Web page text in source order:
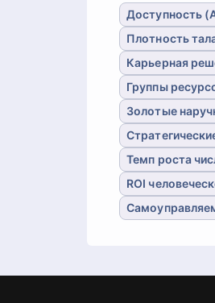
Доступность
Плотность
Карьерная
Группы
Золотые
Темп роста
ROI